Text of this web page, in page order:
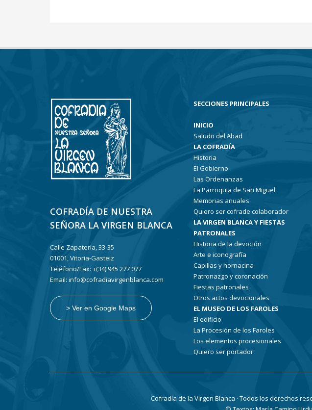
COFRADÍA DE NUESTRA
SEÑORA LA VIRGEN BLANCA
Calle Zapatería, 33-35
01001, Vitoria-Gasteiz
Teléfono/Fax: +(34) 945 277 077
Email: info@cofradiavirgenblanca.com
> Ver en Google Maps
SECCIONES PRINCIPALES
INICIO
Saludo del Abad
LA COFRADÍA
Historia
El Gobierno
Las Ordenanzas
La Parroquia de San Miguel
Memorias anuales
Quiero ser cofrade colaborador
LA VIRGEN BLANCA Y FIESTAS
PATRONALES
Historia de la devoción
Arte e iconografía
Capillas y hornacina
Patronazgo y coronación
Fiestas patronales
Otros actos devocionales
EL MUSEO DE LOS FAROLES
El edificio
La Procesión de los Faroles
Los elementos procesionales
Quiero ser portador
Cofradía de la Virgen Blanca · Todos los derechos